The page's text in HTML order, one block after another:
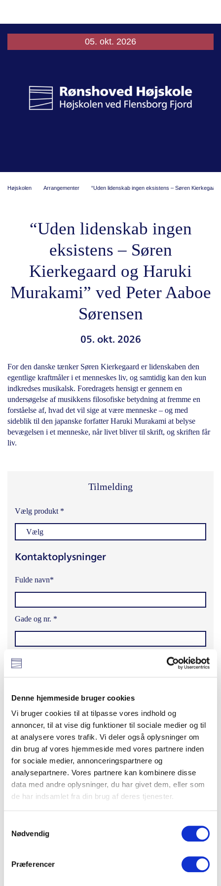
Denne hjemmeside bruger cookies
Vi bruger cookies til at tilpasse vores indhold og
annoncer, til at vise dig funktioner til sociale medier og til
at analysere vores trafik. Vi deler også oplysninger om
din brug af vores hjemmeside med vores partnere inden
for sociale medier, annonceringspartnere og
analysepartnere. Vores partnere kan kombinere disse
data med andre oplysninger, du har givet dem, eller som
de har indsamlet fra din brug af deres tjenester.
Nødvendig
Præferencer
05. okt. 2026
Højskolen Arrangementer “Uden lidenskab ingen eksistens – Søren
“Uden lidenskab ingen
eksistens – Søren
Kierkegaard og Haruki
Murakami” ved Peter Aaboe
Sørensen
05. okt. 2026
For den danske tænker Søren Kierkegaard er lidenskaben den
egentlige kraftmåler i et menneskes liv, og samtidig kan den kun
indkredses musikalsk. Foredragets hensigt er gennem en
undersøgelse af musikkens filosofiske betydning at fremme en
forståelse af, hvad det vil sige at være menneske – og med
sideblik til den japanske forfatter Haruki Murakami at belyse
bevægelsen i et menneske, når livet bliver til skrift, og skriften får
liv.
Tilmelding
Vælg produkt *
Vælg
Kontaktoplysninger
Fulde navn*
Gade og nr. *
Postnummer *
By *
Telefon *
Email *